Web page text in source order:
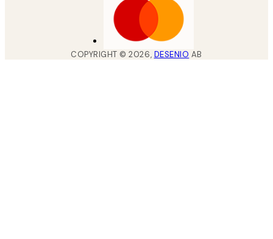
COPYRIGHT ©2026, DESENIO AB